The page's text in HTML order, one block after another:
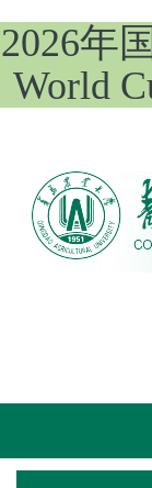
2026年
World